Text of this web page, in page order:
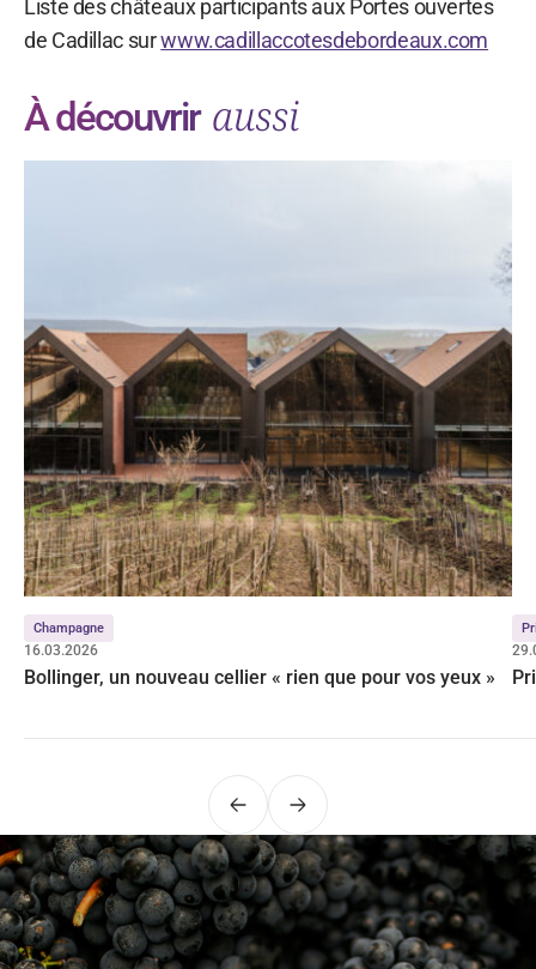
Liste des châteaux participants aux Portes ouvertes
de Cadillac surwww.cadillaccotesdebordeaux.com
À découvrir aussi
Champagne
16.03.2026
Bollinger, un nouveau cellier « rien que pour vos yeux »
PrécédentSuivant